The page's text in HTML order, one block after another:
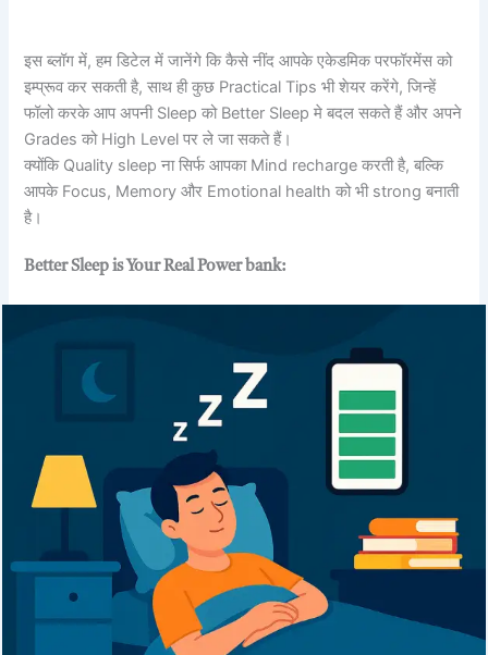
इस ब्लॉग में, हम डिटेल में जानेंगे कि कैसे नींद आपके एकेडमिक परफॉरमेंस को
इम्प्रूव कर सकती है, साथ ही कुछ Practical Tips भी शेयर करेंगे, जिन्हें
फॉलो करके आप अपनी Sleep को Better Sleep मे बदल सकते हैं और अपने
Grades को High Level पर ले जा सकते हैं।
क्योंकि Quality sleep ना सिर्फ आपका Mind recharge करती है, बल्कि
आपके Focus, Memory और Emotional health को भी strong बनाती
है।
Better Sleep is Your Real Power bank: